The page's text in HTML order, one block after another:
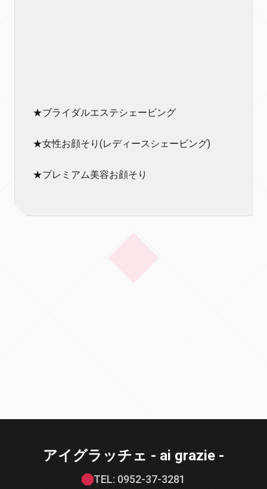
★ブライダルエステシェービング
★女性お顔そり(レディースシェービング)
★プレミアム美容お顔そり
アイグラッチェ - ai grazie -
TEL: 0952-37-3281